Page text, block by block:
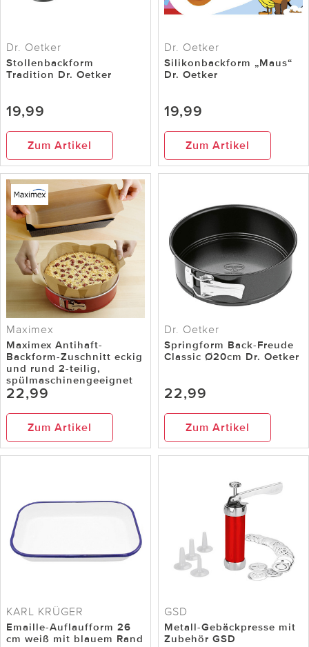
Dr. Oetker
Stollenbackform
Tradition Dr. Oetker
19,99
Zum Artikel
Dr. Oetker
Silikonbackform „Maus“
Dr. Oetker
19,99
Zum Artikel
Maximex
Maximex Antihaft-
Backform-Zuschnitt eckig
und rund 2-teilig,
spülmaschinengeeignet
22,99
Zum Artikel
Dr. Oetker
Springform Back-Freude
Classic Ø20cm Dr. Oetker
22,99
Zum Artikel
KARL KRÜGER
Emaille-Auflaufform 26
cm weiß mit blauem Rand
GSD
Metall-Gebäckpresse mit
Zubehör GSD